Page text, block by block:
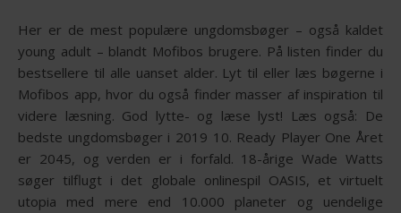
Her er de mest populære ungdomsbøger – også kaldet
young adult – blandt Mofibos brugere. På listen finder du
bestsellere til alle uanset alder. Lyt til eller læs bøgerne i
Mofibos app, hvor du også finder masser af inspiration til
videre læsning. God lytte- og læse lyst! Læs også: De
bedste ungdomsbøger i 2019 10. Ready Player One Året
er 2045, og verden er i forfald. 18-årige Wade Watts
søger tilflugt i det globale onlinespil OASIS, et virtuelt
utopia med mere end 10.000 planeter og uendelige